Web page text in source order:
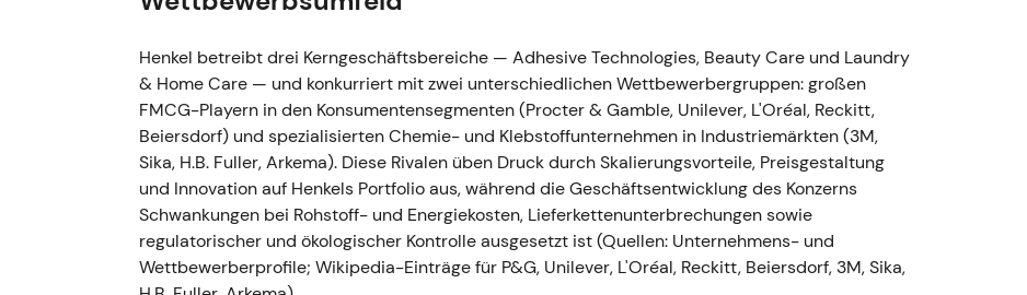
10–12 %[17]
Preiserhöhungen getragen wurde, während die Margen unter Rohstoff- und
Logistikkosten litten — Zweifel an Ergebnisqualität und Wachstumsnachhaltigkeit[17],
[48]
Vorsichtige Prognose und Margenbelastung führten zu einem kurzfristigen Kursrückgang
[17] ,[48]
April 2023 – Russland-Verkauf abgeschlossen
Henkel schloss den Verkauf seines Russland-Geschäfts ab und signalisierte einen
bilanziellen Nettoverlust aus der Transaktion
Henkel betreibt drei Kerngeschäftsbereiche — Adhesive Technologies, Beauty Care und Laundry
& Home Care — und konkurriert mit zwei unterschiedlichen Wettbewerbergruppen: großen
FMCG-Playern in den Konsumentensegmenten (Procter & Gamble, Unilever, L'Oréal, Reckitt,
Beiersdorf) und spezialisierten Chemie- und Klebstoffunternehmen in Industriemärkten (3M,
Sika, H.B. Fuller, Arkema). Diese Rivalen üben Druck durch Skalierungsvorteile, Preisgestaltung
und Innovation auf Henkels Portfolio aus, während die Geschäftsentwicklung des Konzerns
Schwankungen bei Rohstoff- und Energiekosten, Lieferkettenunterbrechungen sowie
regulatorischer und ökologischer Kontrolle ausgesetzt ist (Quellen: Unternehmens- und
Wettbewerberprofile; Wikipedia-Einträge für P&G, Unilever, L'Oréal, Reckitt, Beiersdorf, 3M, Sika,